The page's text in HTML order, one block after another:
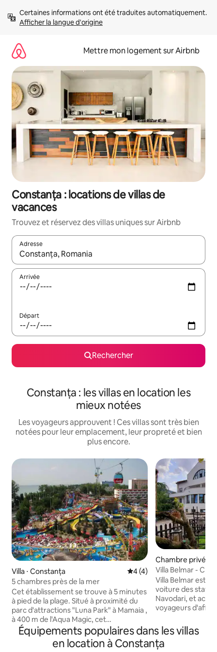
directement
Afficher la langue d'origine
Mettre mon logement sur Airbnb
Constanța : locations de villas de
vacances
Trouvez et réservez des villas uniques sur Airbnb
Adresse
Lorsque les résultats s'affichent, utilisez les flèches vers le
Arrivée
Départ
Rechercher
Constanța : les villas en location les
mieux notées
Les voyageurs approuvent ! Ces villas sont très bien
notées pour leur emplacement, leur propreté et bien
plus encore.
Villa ⋅ Constanța Évaluation moyenne sur
4 (4)
5 chambres près de la mer
Cet établissement se trouve à 5 minutes
à pied de la plage. Situé à proximité du
parc d'attractions "Luna Park" à Mamaia ,
à 400 m de l'Aqua Magic, cet
établissement propose des chambres
climatisées dotées d'une connexion Wi-
Fi gratuite dans tout l'établissement.
Chambre privée ⋅
Villa Belmar -
Villa Belmar est à
voiture des
Navodari, et
voyageurs
compagnie. Nous louons 6 chambres à
coucher en
affiché est par
Équipements populaires dans les villas
en location à Constanța